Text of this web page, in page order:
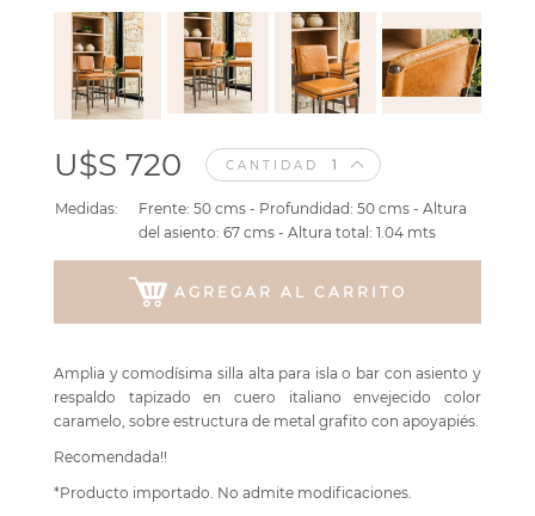
U$S 720 CANTIDAD
Medidas:
Frente: 50 cms - Profundidad: 50 cms - Altura
del asiento: 67 cms - Altura total: 1.04 mts
AGREGAR AL CARRITO
Amplia y comodísima silla alta para isla o bar con asiento y
respaldo tapizado en cuero italiano envejecido color
caramelo, sobre estructura de metal grafito con apoyapiés.
Recomendada!!
*Producto importado. No admite modificaciones.